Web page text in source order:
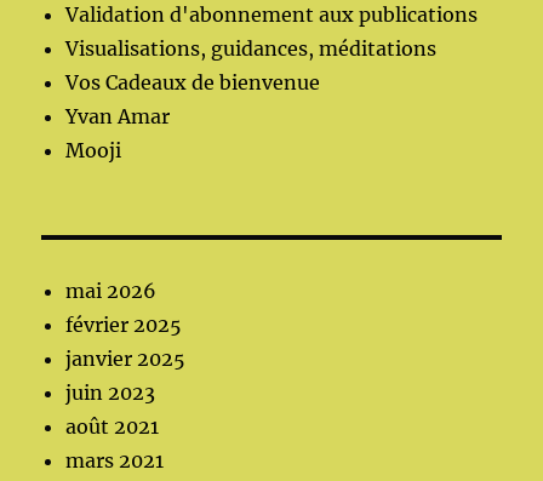
Validation d'abonnement aux publications
Visualisations, guidances, méditations
Vos Cadeaux de bienvenue
Yvan Amar
Mooji
mai 2026
février 2025
janvier 2025
juin 2023
août 2021
mars 2021